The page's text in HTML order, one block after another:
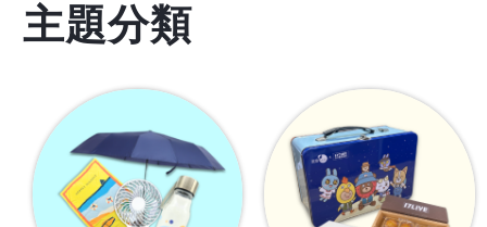
主題分類